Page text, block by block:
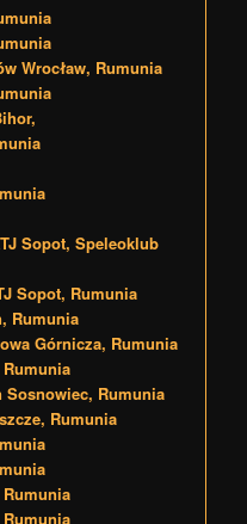
Wrocław, Rumunia
Sopot, Speleoklub
Sopot, Rumunia
Rumunia
Górnicza, Rumunia
Rumunia
Sosnowiec, Rumunia
Rumunia
Rumunia
Rumunia